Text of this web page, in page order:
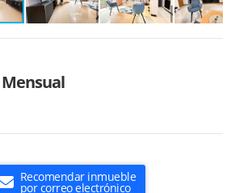
Recomendar inmueble
por correo electrónico